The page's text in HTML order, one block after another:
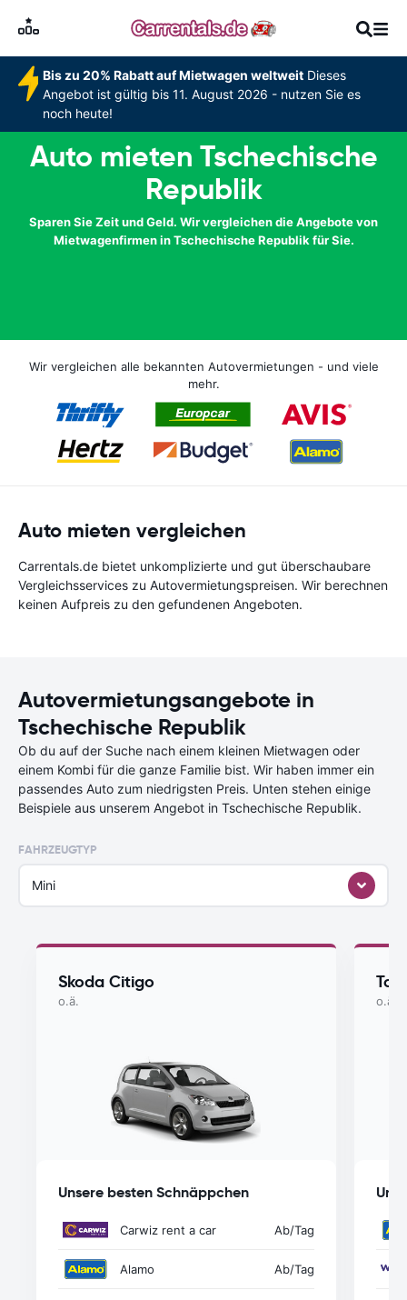
Bis zu 20% Rabatt auf Mietwagen weltweitDieses
Angebot ist gültig bis 11. August 2026 - nutzen Sie es
noch heute!
Auto mieten Tschechische
Republik
Sparen Sie Zeit und Geld. Wir vergleichen die Angebote von
Mietwagenfirmen in Tschechische Republik für Sie.
Wir vergleichen alle bekannten Autovermietungen - und viele
mehr.
Auto mieten vergleichen
Carrentals.de bietet unkomplizierte und gut überschaubare
Vergleichsservices zu Autovermietungspreisen. Wir berechnen
keinen Aufpreis zu den gefundenen Angeboten.
Autovermietungsangebote in
Tschechische Republik
Ob du auf der Suche nach einem kleinen Mietwagen oder
einem Kombi für die ganze Familie bist. Wir haben immer ein
passendes Auto zum niedrigsten Preis. Unten stehen einige
Beispiele aus unserem Angebot in Tschechische Republik.
FAHRZEUGTYP
Mini
Skoda Citigo
o.ä.
Unsere besten Schnäppchen
Carwiz rent a car Ab/Tag
Alamo Ab/Tag
o.ä.